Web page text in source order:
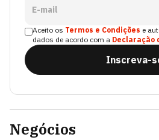
E-mail
Aceito os Termos e Condições e
dados de acordo com a Declaração
Inscreva-
Negócios